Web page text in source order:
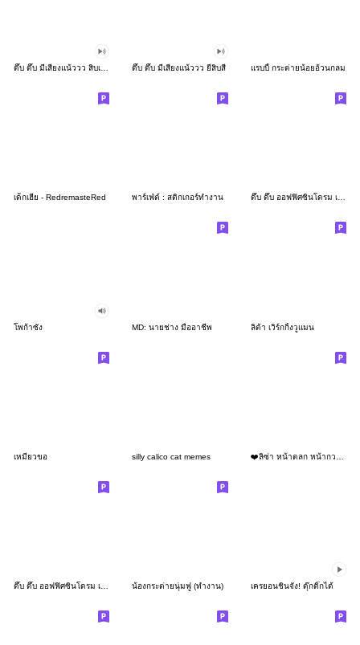
ดึ๊บ ดึ๊บ มีเสียงแน้ววว ยี่สิบสี่ แรบบี้ กระต่ายน้อยอ้วนกลม
เด็กเฮีย - RedremasteRed พาร์เฟ่ต์ : สติกเกอร์ทำงาน ดึ๊บ ดึ๊บ ออฟฟิศซินโดรม เจ็ด
โพก้าซัง MD: นายช่าง มืออาชีพ ลิต้า เวิร์กกิ้งวูแมน
เหมียวขอ silly calico cat memes
ดึ๊บ ดึ๊บ ออฟฟิศซินโดรม เก้า น้องกระต่ายนุ่มฟู (ทำงาน) เครยอนชินจัง! ดุ๊กดิ๊กได้